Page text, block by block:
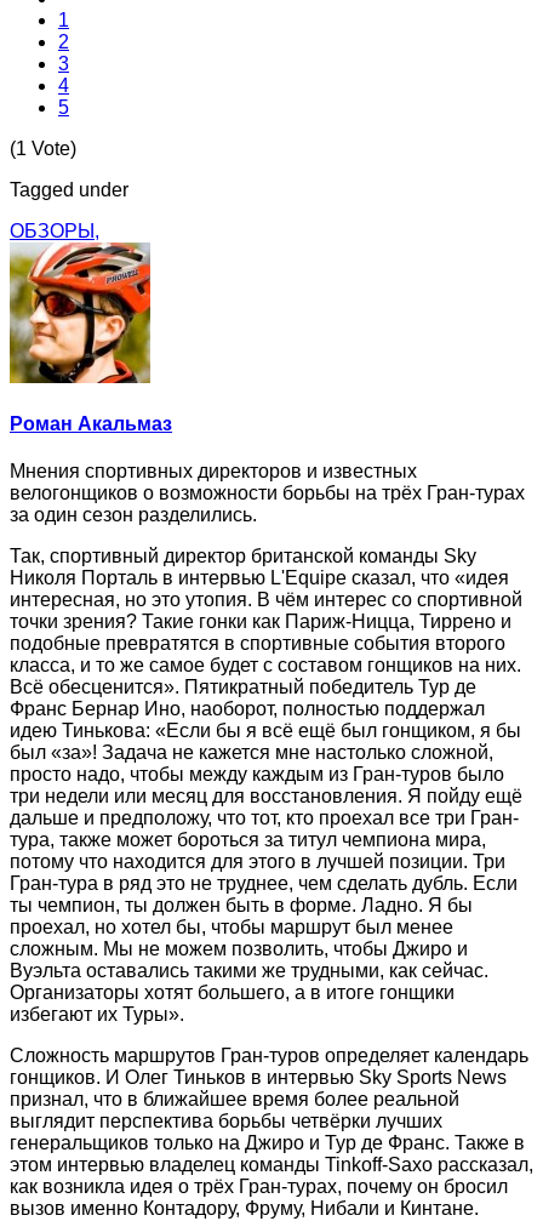
1
2
3
4
5
(1 Vote)
Tagged under
ОБЗОРЫ,
Роман Акальмаз
Мнения спортивных директоров и известных
велогонщиков о возможности борьбы на трёх Гран-турах
за один сезон разделились.
Так, спортивный директор британской команды Sky
Николя Порталь в интервью L'Equipe сказал, что «идея
интересная, но это утопия. В чём интерес со спортивной
точки зрения? Такие гонки как Париж-Ницца, Тиррено и
подобные превратятся в спортивные события второго
класса, и то же самое будет с составом гонщиков на них.
Всё обесценится». Пятикратный победитель Тур де
Франс Бернар Ино, наоборот, полностью поддержал
идею Тинькова: «Если бы я всё ещё был гонщиком, я бы
был «за»! Задача не кажется мне настолько сложной,
просто надо, чтобы между каждым из Гран-туров было
три недели или месяц для восстановления. Я пойду ещё
дальше и предположу, что тот, кто проехал все три Гран-
тура, также может бороться за титул чемпиона мира,
потому что находится для этого в лучшей позиции. Три
Гран-тура в ряд это не труднее, чем сделать дубль. Если
ты чемпион, ты должен быть в форме. Ладно. Я бы
проехал, но хотел бы, чтобы маршрут был менее
сложным. Мы не можем позволить, чтобы Джиро и
Вуэльта оставались такими же трудными, как сейчас.
Организаторы хотят большего, а в итоге гонщики
избегают их Туры».
Сложность маршрутов Гран-туров определяет календарь
гонщиков. И Олег Тиньков в интервью Sky Sports News
признал, что в ближайшее время более реальной
выглядит перспектива борьбы четвёрки лучших
генеральщиков только на Джиро и Тур де Франс. Также в
этом интервью владелец команды Tinkoff-Saxo рассказал,
как возникла идея о трёх Гран-турах, почему он бросил
вызов именно Контадору, Фруму, Нибали и Кинтане.